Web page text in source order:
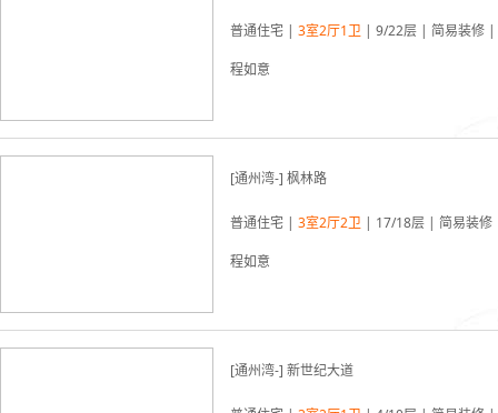
03-19更新
普通住宅 | 3室2厅1卫 | 9/22层 | 简易装修
程如意
[通州湾-] 枫林路
普通住宅 | 3室2厅2卫 | 17/18层 | 简易装
程如意
[通州湾-] 新世纪大道